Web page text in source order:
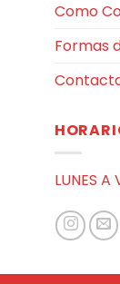
Como
Formas
LUNES A